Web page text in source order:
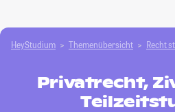
HeyStudium Themenübersicht Recht
Privatrecht,